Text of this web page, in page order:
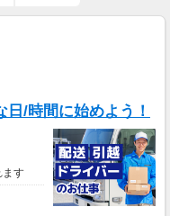
/時間に始めよう！
す